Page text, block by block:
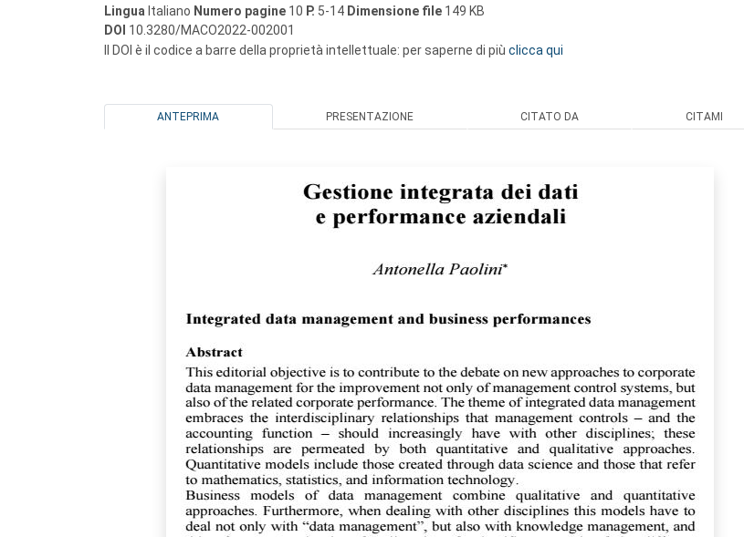
Lingua Italiano Numero pagine 10 P. 5-14 Dimensione file 149 KB
DOI 10.3280/MACO2022-002001
Il DOI è il codice a barre della proprietà intellettuale: per saperne di più clicca qui
ANTEPRIMA PRESENTAZIONE CITATO DA CITAMI